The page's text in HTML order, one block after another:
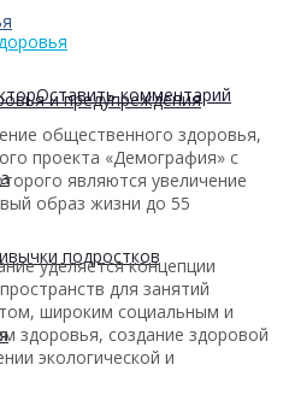
и предупреждения
подростков
Оставить комментарий
общественного здоровья,
проекта «Демография» с
являются увеличение
образ жизни до 55
уделяется концепции
для занятий
широким социальным и
здоровья, создание здоровой
экологической и